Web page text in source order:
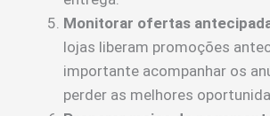
Monitorar ofertas
lojas liberam promoções
importante acompanhar os
perder as melhores